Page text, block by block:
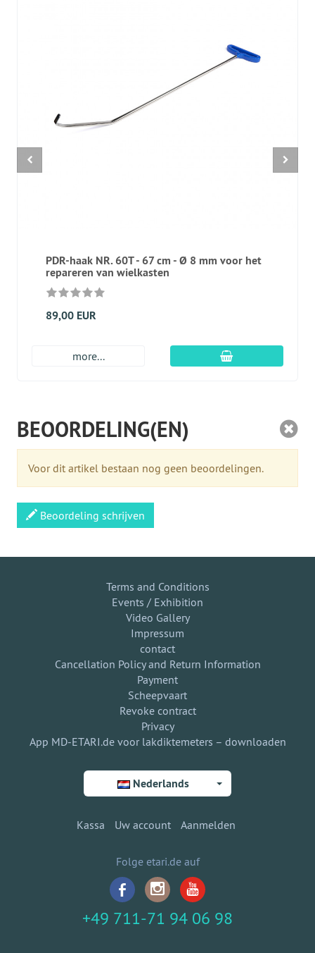
PDR-haak NR. 60T - 67 cm - Ø 8 mm voor het
repareren van wielkasten
89,00 EUR
more... In winkelmandje
BEOORDELING(EN)
Voor dit artikel bestaan nog geen beoordelingen.
Beoordeling schrijven
Terms and Conditions
Events / Exhibition
Video Gallery
Impressum
contact
Cancellation Policy and Return Information
Payment
Scheepvaart
Revoke contract
Privacy
App MD-ETARI.de voor lakdiktemeters – downloaden
Nederlands
Kassa Uw account Aanmelden
Folge etari.de auf
+49 711-71 94 06 98